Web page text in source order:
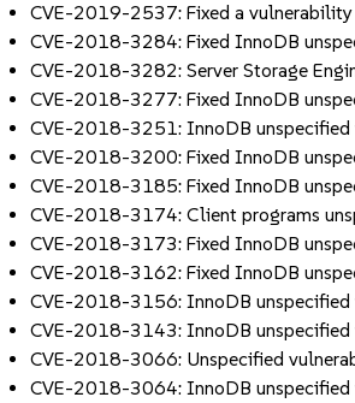
CVE-2019-2537: Fixed a
CVE-2018-3284: Fixed InnoDB
CVE-2018-3282: Server Storage
CVE-2018-3277: Fixed InnoDB
CVE-2018-3251: InnoDB
CVE-2018-3200: Fixed InnoDB
CVE-2018-3185: Fixed InnoDB
CVE-2018-3174: Client programs
CVE-2018-3173: Fixed InnoDB
CVE-2018-3162: Fixed InnoDB
CVE-2018-3156: InnoDB
CVE-2018-3143: InnoDB
CVE-2018-3066: Unspecified
CVE-2018-3064: InnoDB